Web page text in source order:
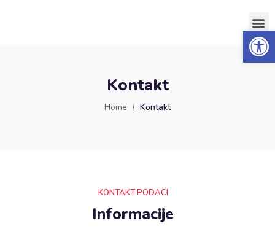
Kontakt
Home Kontakt
KONTAKT PODACI
Informacije